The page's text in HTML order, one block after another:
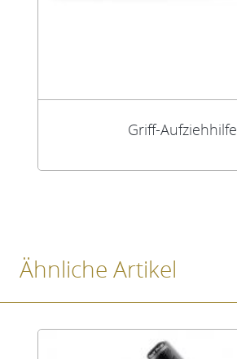
Griff-Aufziehhilfe
Ähnliche Artikel